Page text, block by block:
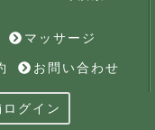
マッサージ
お問い合わせ
ログイン